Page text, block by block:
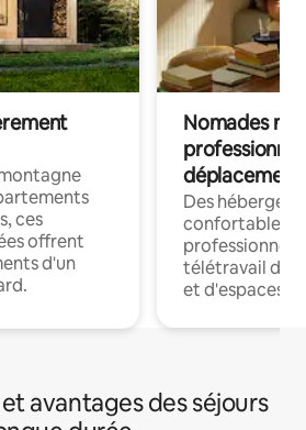
ces
offrent
d'un
Nomades
déplacement
Des
confortables
professionnels
télétravail
et d'espaces
avantages des séjours